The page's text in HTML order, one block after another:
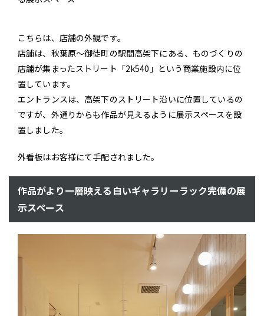
こちらは、店舗の外観です。
店舗は、秋葉原～御徒町の駅間高架下にある、ものづくりの
店舗が集まったストリート「2k540」という商業施設内に位
置しています。
エントランスは、高架下のストリート沿いに位置しているの
ですが、外通りからも作品が見えるように展示スペースを設
置しました。
外看板はお客様にて手配されました。
作品がより一層映える白いギャラリーラック完備の展
示スペース